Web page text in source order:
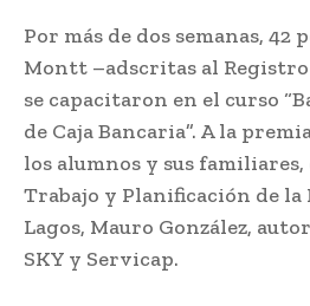
Por más de dos semanas, 42
Montt –adscritas al Registro
se capacitaron en el curso
de Caja Bancaria”. A la
los alumnos y sus familiares,
Trabajo y Planificación de la
Lagos, Mauro González,
SKY y Servicap.